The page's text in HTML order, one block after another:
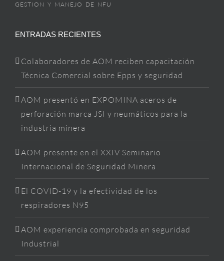
GESTION Y MANEJO DE NFU
ENTRADAS RECIENTES
Colaboradores de AOM reciben capacitación
Técnica Comercial sobre Epps y seguridad
AOM presentó en EXPOMINA aceros de
perforación marca JSI y neumáticos para la
industria minera
AOM presente en el XXIV Seminario
Internacional de Seguridad Minera
El COVID-19 y la efectividad de los
respiradores N95
AOM experiencia comprobada en seguridad
Industrial